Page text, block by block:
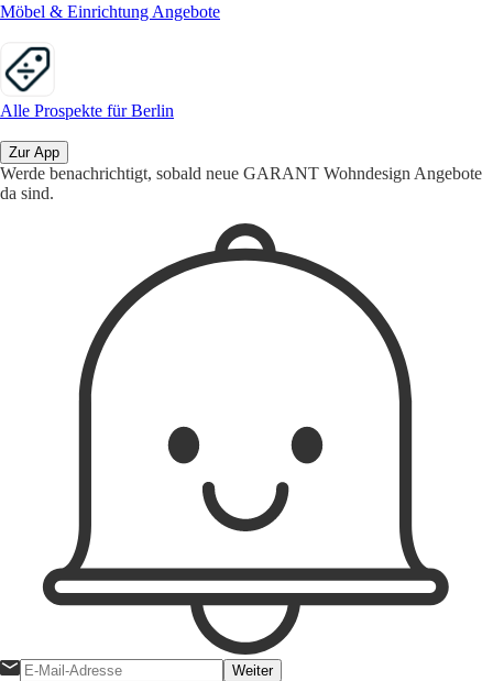
Möbel & Einrichtung Angebote
Alle Prospekte für Berlin
Zur App
Werde benachrichtigt, sobald neue GARANT Wohndesign Angebote
da sind.
Weiter